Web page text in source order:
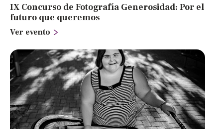
IX Concurso de Fotografía Generosidad: Por el
futuro que queremos
Ver evento